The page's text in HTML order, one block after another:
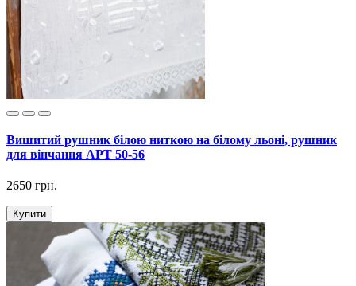
Вишитий рушник білою ниткою на білому льоні, рушник
для вінчання АРТ 50-56
2650 грн.
Купити